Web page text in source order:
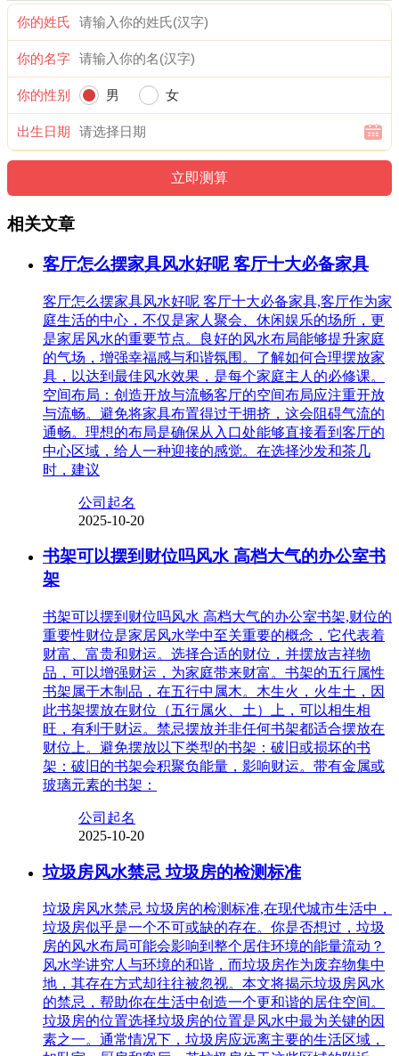
你的姓氏
你的名字
你的性别 男 女
出生日期
相关文章
客厅怎么摆家具风水好呢 客厅十大必备家具
客厅怎么摆家具风水好呢 客厅十大必备家具,客厅作为家
庭生活的中心，不仅是家人聚会、休闲娱乐的场所，更
是家居风水的重要节点。良好的风水布局能够提升家庭
的气场，增强幸福感与和谐氛围。了解如何合理摆放家
具，以达到最佳风水效果，是每个家庭主人的必修课。
空间布局：创造开放与流畅客厅的空间布局应注重开放
与流畅。避免将家具布置得过于拥挤，这会阻碍气流的
通畅。理想的布局是确保从入口处能够直接看到客厅的
中心区域，给人一种迎接的感觉。在选择沙发和茶几
时，建议
公司起名
2025-10-20
书架可以摆到财位吗风水 高档大气的办公室书
架
书架可以摆到财位吗风水 高档大气的办公室书架,财位的
重要性财位是家居风水学中至关重要的概念，它代表着
财富、富贵和财运。选择合适的财位，并摆放吉祥物
品，可以增强财运，为家庭带来财富。书架的五行属性
书架属于木制品，在五行中属木。木生火，火生土，因
此书架摆放在财位（五行属火、土）上，可以相生相
旺，有利于财运。禁忌摆放并非任何书架都适合摆放在
财位上。避免摆放以下类型的书架：破旧或损坏的书
架：破旧的书架会积聚负能量，影响财运。带有金属或
玻璃元素的书架：
公司起名
2025-10-20
垃圾房风水禁忌 垃圾房的检测标准
垃圾房风水禁忌 垃圾房的检测标准,在现代城市生活中，
垃圾房似乎是一个不可或缺的存在。你是否想过，垃圾
房的风水布局可能会影响到整个居住环境的能量流动？
风水学讲究人与环境的和谐，而垃圾房作为废弃物集中
地，其存在方式却往往被忽视。本文将揭示垃圾房风水
的禁忌，帮助你在生活中创造一个更和谐的居住空间。
垃圾房的位置选择垃圾房的位置是风水中最为关键的因
素之一。通常情况下，垃圾房应远离主要的生活区域，